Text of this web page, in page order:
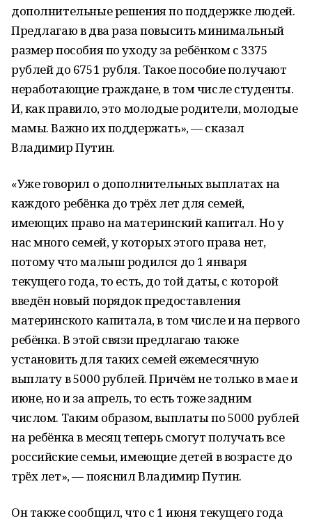
дополнительные решения по поддержке людей.
Предлагаю в два раза повысить минимальный
размер пособия по уходу за ребёнком с 3375
рублей до 6751 рубля. Такое пособие получают
неработающие граждане, в том числе студенты.
И, как правило, это молодые родители, молодые
мамы. Важно их поддержать», — сказал
Владимир Путин.
«Уже говорил о дополнительных выплатах на
каждого ребёнка до трёх лет для семей,
имеющих право на материнский капитал. Но у
нас много семей, у которых этого права нет,
потому что малыш родился до 1 января
текущего года, то есть, до той даты, с которой
введён новый порядок предоставления
материнского капитала, в том числе и на первого
ребёнка. В этой связи предлагаю также
установить для таких семей ежемесячную
выплату в 5000 рублей. Причём не только в мае и
июне, но и за апрель, то есть тоже задним
числом. Таким образом, выплаты по 5000 рублей
на ребёнка в месяц теперь смогут получать все
российские семьи, имеющие детей в возрасте до
трёх лет», — пояснил Владимир Путин.
Он также сообщил, что с 1 июня текущего года